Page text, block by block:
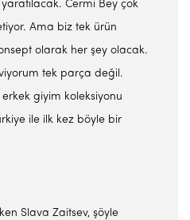
Cermi Bey çok
Ama biz tek ürün
olarak her şey olacak.
tek parça değil.
giyim koleksiyonu
ile ilk kez böyle bir
Slava Zaitsev, şöyle